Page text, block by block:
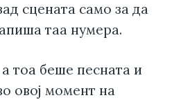
сцената само за да
таа нумера.
тоа беше песната и
овој момент на